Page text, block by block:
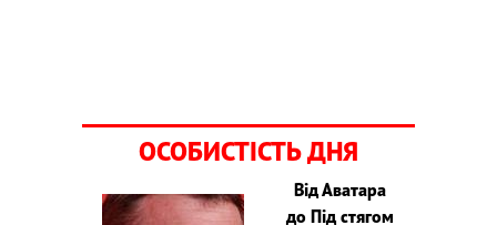
ОСОБИСТІСТЬ ДНЯ
Від Аватара
до Під стягом